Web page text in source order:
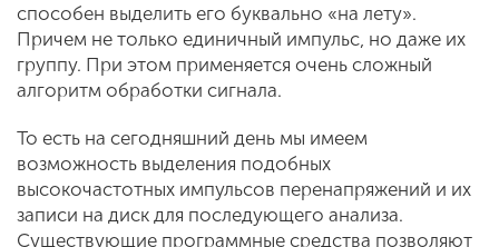
способен выделить его буквально «на лету».
Причем не только единичный импульс, но даже их
группу. При этом применяется очень сложный
алгоритм обработки сигнала.
То есть на сегодняшний день мы имеем
возможность выделения подобных
высокочастотных импульсов перенапряжений и их
записи на диск для последующего анализа.
Существующие программные средства позволяют